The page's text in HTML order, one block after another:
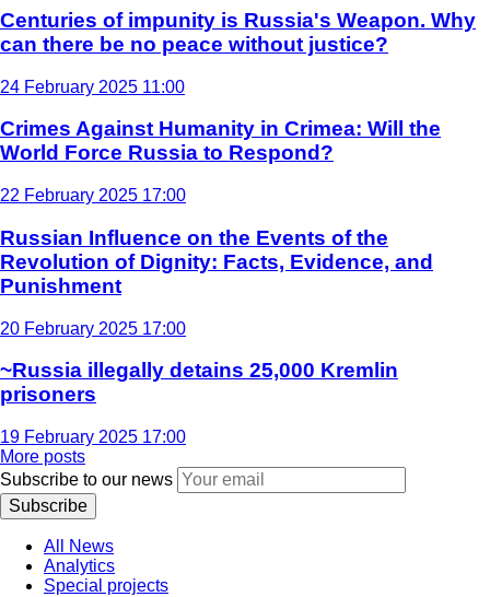
Centuries of impunity is Russia's Weapon. Why
can there be no peace without justice?
24 February 2025 11:00
Crimes Against Humanity in Crimea: Will the
World Force Russia to Respond?
22 February 2025 17:00
Russian Influence on the Events of the
Revolution of Dignity: Facts, Evidence, and
Punishment
20 February 2025 17:00
~Russia illegally detains 25,000 Kremlin
prisoners
19 February 2025 17:00
More posts
Subscribe to our news
Subscribe
All News
Analytics
Special projects